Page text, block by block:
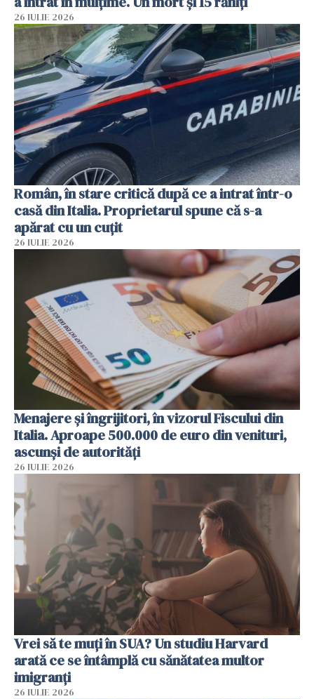
26 IULIE 2026
Român, în stare critică după ce a intrat într-o
casă din Italia. Proprietarul spune că s-a
apărat cu un cuțit
26 IULIE 2026
Menajere și îngrijitori, în vizorul Fiscului din
Italia. Aproape 500.000 de euro din venituri,
ascunși de autorități
26 IULIE 2026
Vrei să te muți în SUA? Un studiu Harvard
arată ce se întâmplă cu sănătatea multor
imigranți
26 IULIE 2026